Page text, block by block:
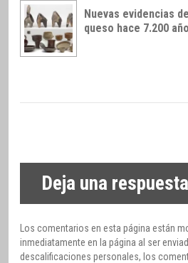
Nuevas evidencias
queso hace 7.200
Deja una respuesta
Los comentarios en esta página están
inmediatamente en la página al ser
descalificaciones personales, los